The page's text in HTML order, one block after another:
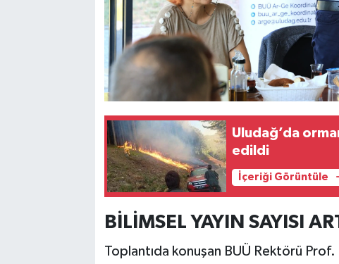
Uludağ’da
edildi
İçeriği Görüntüle
BİLİMSEL YAYIN SAYISI
Toplantıda konuşan BUÜ Rektörü